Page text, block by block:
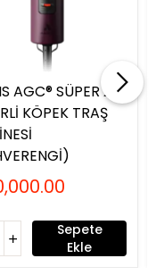
AGC® SÜPER 2-
KÖPEK TRAŞ
Sepete
Ekle